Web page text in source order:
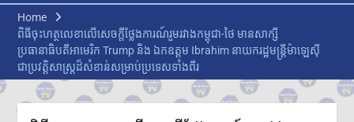
ឯកឧត្តម ស៊ុន ចាន់ថុល បញ្ជាក់ថា
អត្រាពន្ធថ្មីចំនួន ១០% ដែល
សហរដ្ឋអាមេរិកដាក់លើកម្ពុជា
មិនមែនយកទៅបូកបន្ថែមលើអត្រា
១៩% នោះទេ
លោក ហ្សេលេនស្គី អះអាងថា រុស្ស៊ី
គ្រោងនាំទាហានកូរ៉េខាងជើង
Home
ពិធីចុះហត្ថលេខាលើសេចក្តីថ្លែងការណ៍រួមរវាងកម្ពុជា-ថៃ មានសាក្សី
ប្រធានាធិបតីអាមេរិក Trump និង ឯកឧត្ដម Ibrahim នាយករដ្ឋមន្ត្រីម៉ាឡេស៊ី
ជាប្រវត្តិសាស្ត្រដ៏សំខាន់សម្រាប់ប្រទេសទាំងពីរ